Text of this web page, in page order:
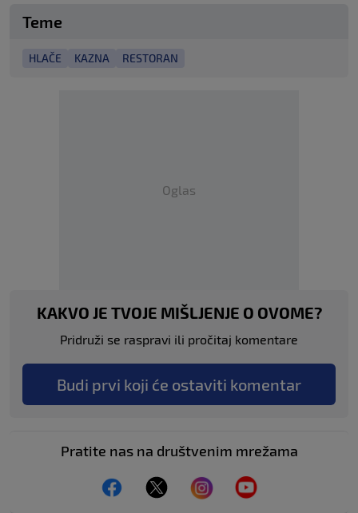
Teme
HLAČE KAZNA RESTORAN
Oglas
KAKVO JE TVOJE MIŠLJENJE O OVOME?
Pridruži se raspravi ili pročitaj komentare
Budi prvi koji će ostaviti komentar
Pratite nas na društvenim mrežama